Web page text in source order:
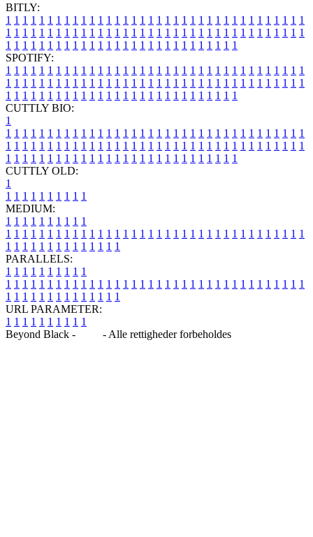
BITLY:
1 1 1 1 1 1 1 1 1 1 1 1 1 1 1 1 1 1 1 1 1 1 1 1 1 1 1 1 1 1 1 1 1 1 1 1
1 1 1 1 1 1 1 1 1 1 1 1 1 1 1 1 1 1 1 1 1 1 1 1 1 1 1 1 1 1 1 1 1 1 1 1
1 1 1 1 1 1 1 1 1 1 1 1 1 1 1 1 1 1 1 1 1 1 1 1 1 1 1 1
SPOTIFY:
1 1 1 1 1 1 1 1 1 1 1 1 1 1 1 1 1 1 1 1 1 1 1 1 1 1 1 1 1 1 1 1 1 1 1 1
1 1 1 1 1 1 1 1 1 1 1 1 1 1 1 1 1 1 1 1 1 1 1 1 1 1 1 1 1 1 1 1 1 1 1 1
1 1 1 1 1 1 1 1 1 1 1 1 1 1 1 1 1 1 1 1 1 1 1 1 1 1 1 1
CUTTLY BIO:
1
1 1 1 1 1 1 1 1 1 1 1 1 1 1 1 1 1 1 1 1 1 1 1 1 1 1 1 1 1 1 1 1 1 1 1 1
1 1 1 1 1 1 1 1 1 1 1 1 1 1 1 1 1 1 1 1 1 1 1 1 1 1 1 1 1 1 1 1 1 1 1 1
1 1 1 1 1 1 1 1 1 1 1 1 1 1 1 1 1 1 1 1 1 1 1 1 1 1 1 1
CUTTLY OLD:
1
1 1 1 1 1 1 1 1 1 1
MEDIUM:
1 1 1 1 1 1 1 1 1 1
1 1 1 1 1 1 1 1 1 1 1 1 1 1 1 1 1 1 1 1 1 1 1 1 1 1 1 1 1 1 1 1 1 1 1 1
1 1 1 1 1 1 1 1 1 1 1 1 1 1
PARALLELS:
1 1 1 1 1 1 1 1 1 1
1 1 1 1 1 1 1 1 1 1 1 1 1 1 1 1 1 1 1 1 1 1 1 1 1 1 1 1 1 1 1 1 1 1 1 1
1 1 1 1 1 1 1 1 1 1 1 1 1 1
URL PARAMETER:
1 1 1 1 1 1 1 1 1 1
Beyond Black -
- Alle rettigheder forbeholdes